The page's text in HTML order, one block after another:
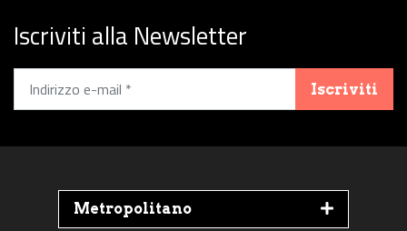
Iscriviti alla Newsletter
Iscriviti
Metropolitano